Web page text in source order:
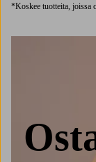
*Koskee tuotteita, joissa